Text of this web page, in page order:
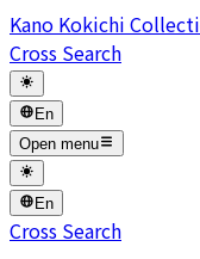
Kano Kokichi
Cross Search
En
Open menu
En
Cross Search